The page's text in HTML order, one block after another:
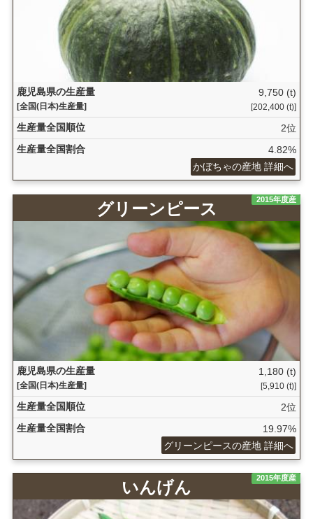
鹿児島県の生産量
[全国(日本)生産量]
9,750 (t)
[202,400 (t)]
生産量全国順位
2位
生産量全国割合
4.82%
かぼちゃの産地 詳細へ
2015年度産
グリーンピース
鹿児島県の生産量
[全国(日本)生産量]
1,180 (t)
[5,910 (t)]
生産量全国順位
2位
生産量全国割合
19.97%
グリーンピースの産地 詳細へ
2015年度産
いんげん